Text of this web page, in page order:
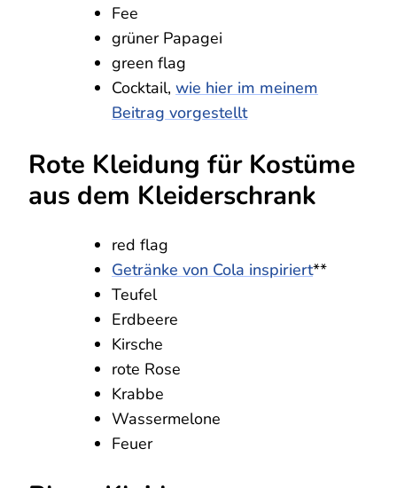
Fee
grüner Papagei
green flag
Cocktail, wie hier im meinem
Beitrag vorgestellt
Rote Kleidung für Kostüme
aus dem Kleiderschrank
red flag
Getränke von Cola inspiriert**
Teufel
Erdbeere
Kirsche
rote Rose
Krabbe
Wassermelone
Feuer